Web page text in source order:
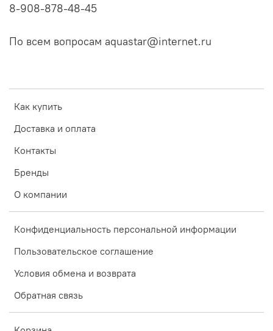
Как купить
Доставка и оплата
Контакты
Бренды
О компании
Конфиденциальность персональной информации
Пользовательское соглашение
Условия обмена и возврата
Обратная связь
8-908-878-48-45
По всем вопросам aquastar@internet.ru